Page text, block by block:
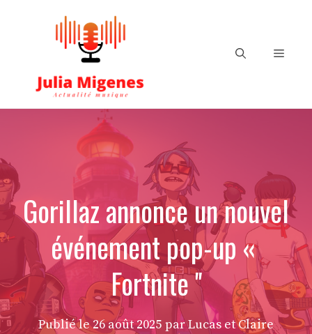
Menu
Gorillaz annonce un nouvel
événement pop-up «
Fortnite ''
Publié le26 août 2025 par Lucas et Claire